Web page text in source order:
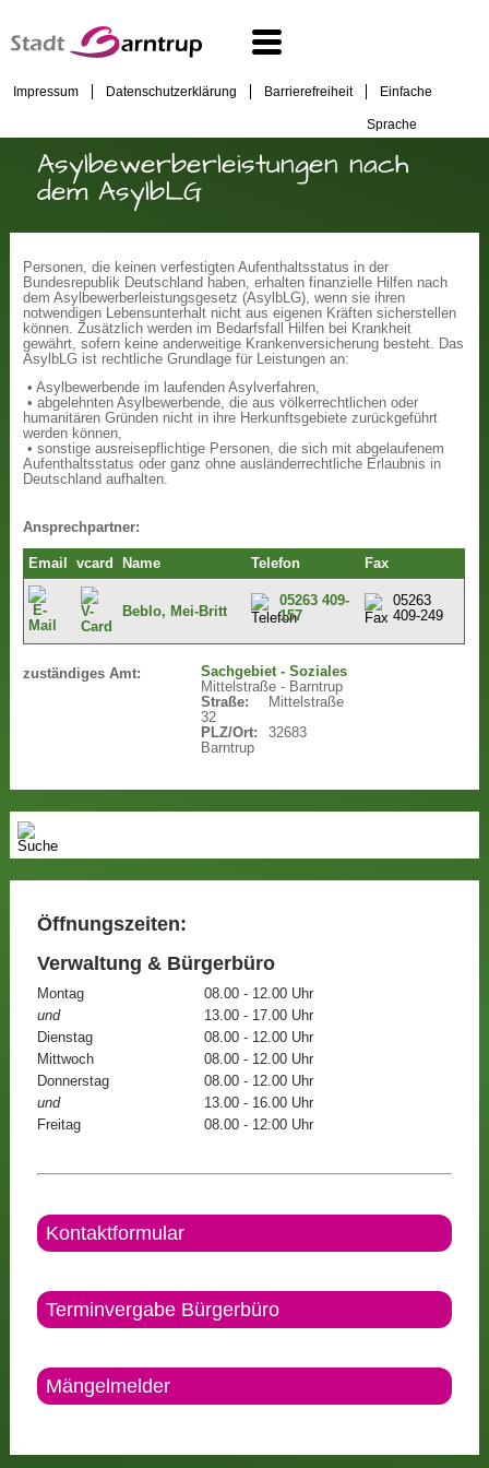
Impressum Datenschutzerklärung Barrierefreiheit Einfache
Sprache
Asylbewerberleistungen nach
dem AsylbLG
Personen, die keinen verfestigten Aufenthaltsstatus in der
Bundesrepublik Deutschland haben, erhalten finanzielle Hilfen nach
dem Asylbewerberleistungsgesetz (AsylbLG), wenn sie ihren
notwendigen Lebensunterhalt nicht aus eigenen Kräften sicherstellen
können. Zusätzlich werden im Bedarfsfall Hilfen bei Krankheit
gewährt, sofern keine anderweitige Krankenversicherung besteht. Das
AsylbLG ist rechtliche Grundlage für Leistungen an:
• Asylbewerbende im laufenden Asylverfahren,
• abgelehnten Asylbewerbende, die aus völkerrechtlichen oder
humanitären Gründen nicht in ihre Herkunftsgebiete zurückgeführt
werden können,
• sonstige ausreisepflichtige Personen, die sich mit abgelaufenem
Aufenthaltsstatus oder ganz ohne ausländerrechtliche Erlaubnis in
Deutschland aufhalten.
Ansprechpartner:
Email vcard Name Telefon Fax
Beblo, Mei-Britt
05263 409-
157
05263
409-249
zuständiges Amt:
Sachgebiet - Soziales
Mittelstraße - Barntrup
Straße:
Mittelstraße
32
PLZ/Ort:
32683
Barntrup
Öffnungszeiten:
Verwaltung & Bürgerbüro
Montag
08.00 - 12.00 Uhr
und
13.00 - 17.00 Uhr
Dienstag
08.00 - 12.00 Uhr
Mittwoch
08.00 - 12.00 Uhr
Donnerstag
08.00 - 12.00 Uhr
und
13.00 - 16.00 Uhr
Freitag
08.00 - 12:00 Uhr
Kontaktformular
Terminvergabe Bürgerbüro
Mängelmelder